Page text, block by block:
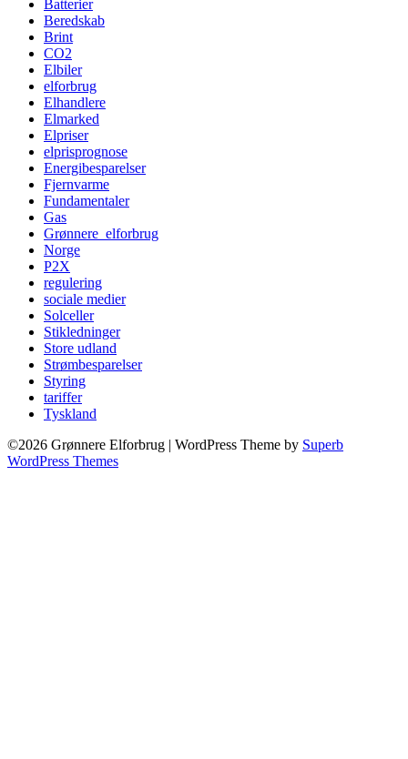
Batterier
Beredskab
Brint
CO2
Elbiler
elforbrug
Elhandlere
Elmarked
Elpriser
elprisprognose
Energibesparelser
Fjernvarme
Fundamentaler
Gas
Grønnere_elforbrug
Norge
P2X
regulering
sociale medier
Solceller
Stikledninger
Store udland
Strømbesparelser
Styring
tariffer
Tyskland
©2026 Grønnere Elforbrug | WordPress Theme by Superb
WordPress Themes